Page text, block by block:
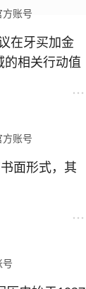
账号
在牙买加金
相关行动值
底资源勘探
继承财产。
均应遵循“全
账号
面形式，其
学”计划。
《诗歌》、